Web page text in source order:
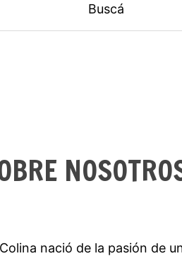
Buscá
nació de la pasión de